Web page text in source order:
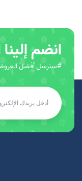
انضم
#سنرسل أفضل